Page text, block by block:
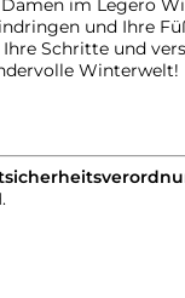
im Legero
und Ihre
Schritte und
Winterwelt!